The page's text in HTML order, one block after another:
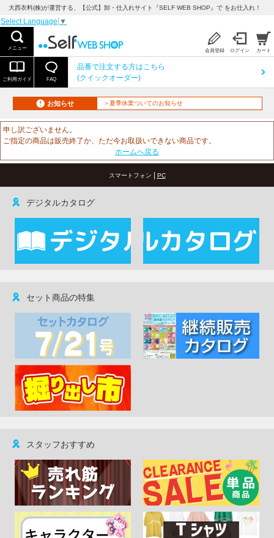
大西衣料(株)が運営する、【公式】卸・仕入れサイト『SELF WEB SHOP』で をお仕入れ！
Select Language ▼
メニュー 会員登録 ログイン カート
ご利用ガイド FAQ
品番で注文する方はこちら
(クイックオーダー)
お知らせ ＞夏季休業ついてのお知らせ
申し訳ございません。
ご指定の商品は販売終了か、ただ今お取扱いできない商品です。
ホームへ戻る
スマートフォン | PC
デジタルカタログ
セット商品の特集
スタッフおすすめ